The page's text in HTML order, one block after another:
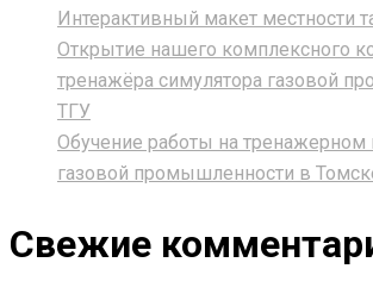
Интерактивный макет местности
Открытие нашего комплексного
тренажёра симулятора газовой
ТГУ
Обучение работы на тренажерном
газовой промышленности в
Свежие